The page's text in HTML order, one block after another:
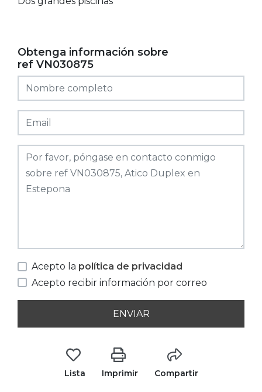
Obtenga información sobre
ref VN030875
Acepto la política de privacidad
Acepto recibir información por correo
ENVIAR
Lista Imprimir Compartir